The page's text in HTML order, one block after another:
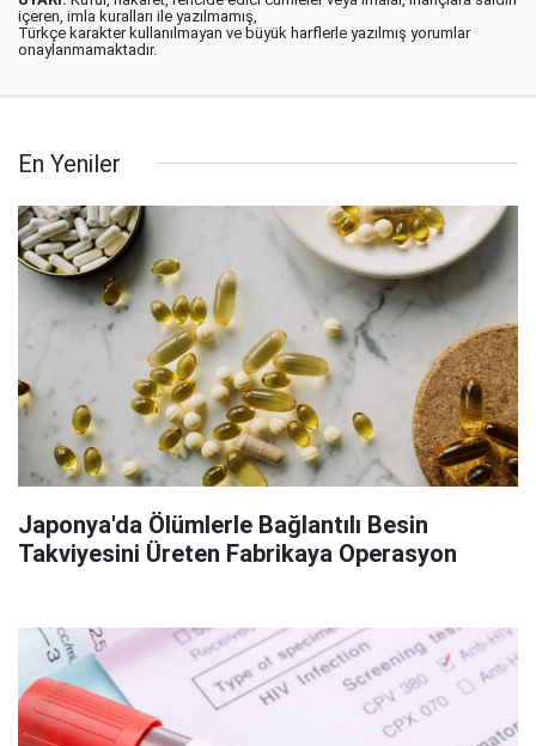
içeren, imla kuralları ile yazılmamış,
Türkçe karakter kullanılmayan ve büyük harflerle yazılmış yorumlar
onaylanmamaktadır.
En Yeniler
Japonya'da Ölümlerle Bağlantılı Besin
Takviyesini Üreten Fabrikaya Operasyon